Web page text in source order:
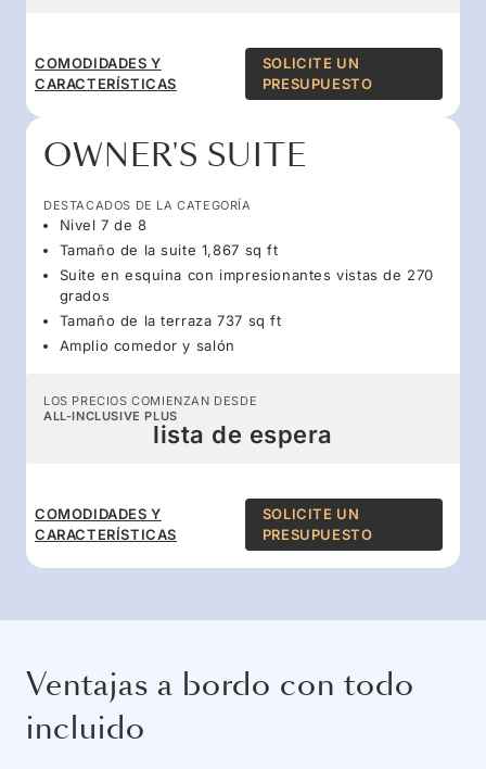
COMODIDADES Y
CARACTERÍSTICAS
SOLICITE UN
PRESUPUESTO
OWNER'S SUITE
DESTACADOS DE LA CATEGORÍA
Nivel 7 de 8
Tamaño de la suite 1,867 sq ft
Suite en esquina con impresionantes vistas de 270
grados
Tamaño de la terraza 737 sq ft
Amplio comedor y salón
LOS PRECIOS COMIENZAN DESDE
ALL-INCLUSIVE PLUS
lista de espera
COMODIDADES Y
CARACTERÍSTICAS
SOLICITE UN
PRESUPUESTO
Ventajas a bordo con todo
incluido